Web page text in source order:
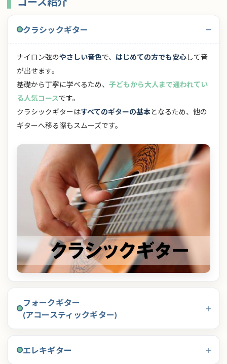
クラシックギター
ナイロン弦のやさしい音色で、 はじめての方でも安心して音
が出せます。
基礎から丁寧に学べるため、 子どもから大人まで通われてい
る人気コースです。
クラシックギターはすべてのギターの基本となるため、他の
ギターへ移る際もスムーズです。
フォークギター
(アコースティックギター)
エレキギター